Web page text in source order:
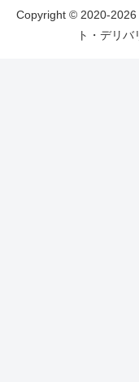
Copyright © 2020-2026
ト・デリ